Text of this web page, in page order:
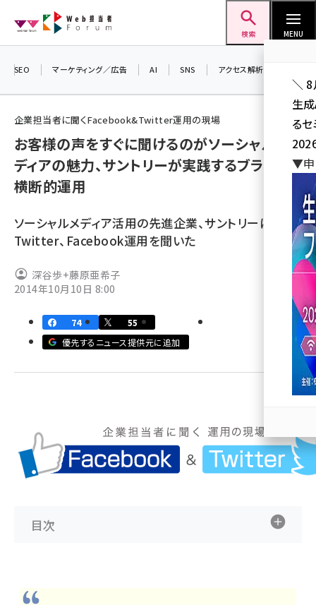
ン
検索 MENU
seo (3524)
ai (2804)
note (2312)
z世代 (1622)
meo (1275)
llmo (1163)
SEO マーケティング／広告 AI SNS アクセス解析／データ分析
企業担当者に聞くFacebook&Twitter運用の現場
お客様の声をすぐに聞けるのがソーシャルメ
ディアの魅力、サントリーが実践するブランド
横断的運用
ソーシャルメディア活用の先進企業、サントリーに
Twitter、Facebook運用を聞いた
深谷歩+藤原亜希子
2014年10月10日 8:00
74
55
優先するニュース提供元に追加
目次
＼ 8
生
る
▼申